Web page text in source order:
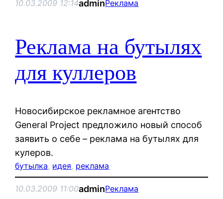
10.03.2009 12:14adminРеклама
Реклама на бутылях
для куллеров
Новосибирское рекламное агентство
General Project предложило новый способ
заявить о себе – реклама на бутылях для
кулеров.
бутылка, идея, реклама
10.03.2009 11:00adminРеклама